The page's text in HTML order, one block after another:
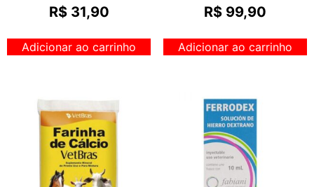
R$31,90
Adicionar ao carrinho
R$99,90
Adicionar ao carrinho